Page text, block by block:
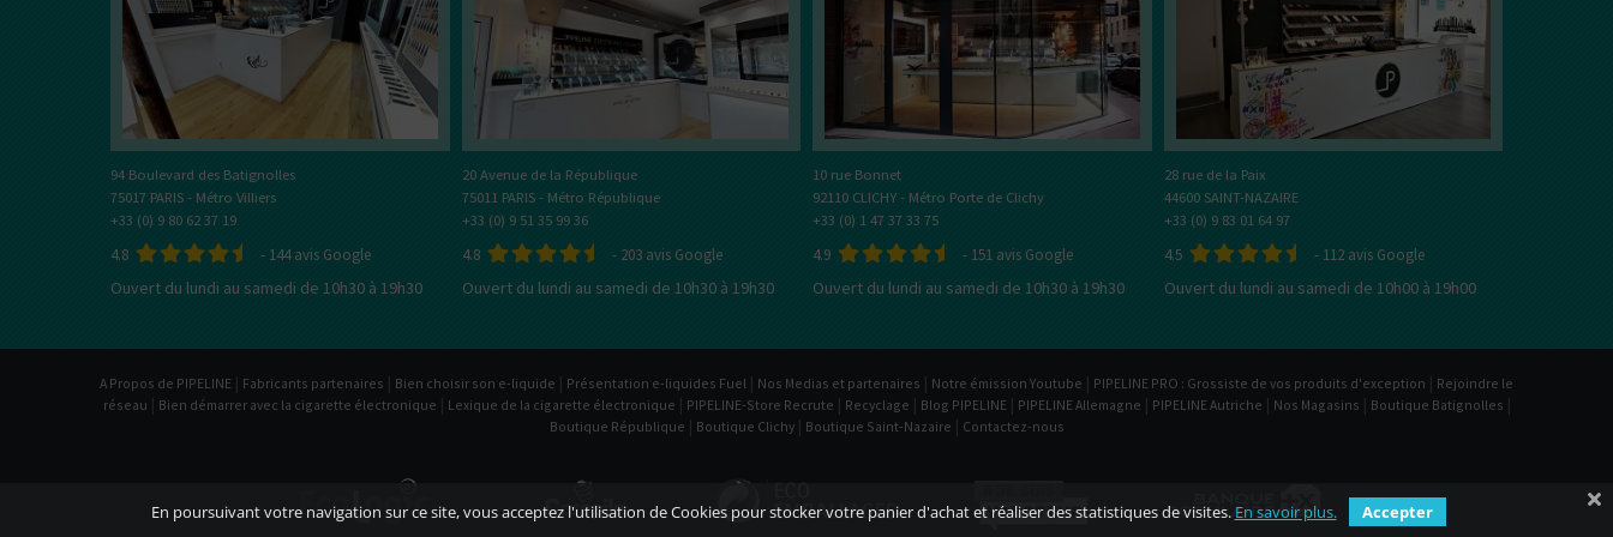
directe
indirecte50% / 50%
Bien choisir son e-liquide En savoir plus sur les e-
Vous êtes plutôt ?
Tube
Bottom
Feeder
E-Pipe
94 Boulevard des Batignolles
75017 PARIS - Métro Villiers
+33 (0) 9 80 62 37 19
4.8 - 144avis Google
Ouvert du lundi au samedi de 10h30 à 19h30
20 Avenue de la République
75011 PARIS - Métro République
+33 (0) 9 51 35 99 36
4.8 - 203avis Google
Ouvert du lundi au samedi de 10h30 à 19h30
10 rue Bonnet
92110 CLICHY - Métro Porte de Clichy
+33 (0) 1 47 37 33 75
4.9 - 151 avis Google
Ouvert du lundi au samedi de 10h30 à 19h30
28 rue de la Paix
44600 SAINT-NAZAIRE
+33 (0) 9 83 01 64 97
4.5 - 112avis Google
Ouvert du lundi au samedi de 10h00 à 19h00
A Propos de PIPELINE | Fabricants partenaires | Bien choisir son e-liquide | Présentation e-liquides Fuel | Nos Medias et partenaires | Notre émission Youtube | PIPELINE PRO : Grossiste de vos produits d'exception | Rejoindre le
réseau | Bien démarrer avec la cigarette électronique | Lexique de la cigarette électronique | PIPELINE-Store Recrute | Recyclage | Blog PIPELINE| PIPELINE Allemagne | PIPELINE Autriche | Nos Magasins | Boutique Batignolles |
Boutique République | Boutique Clichy| Boutique Saint-Nazaire | Contactez-nous
En poursuivant votre navigation sur ce site, vous acceptez l'utilisation de Cookies pour stocker votre panier d'achat et réaliser des statistiques de visites. En savoir plus. Accepter